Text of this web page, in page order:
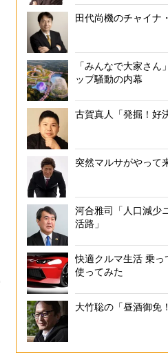
田代尚機のチャイナ
「みんなで大家さん
ップ騒動の内幕
古賀真人「発掘！好
突然マルサがやって
河合雅司「人口減少
活路」
快適クルマ生活 乗っ
使ってみた
大竹聡の「昼酒御免